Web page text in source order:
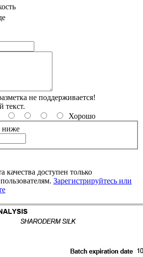
не поддерживается!
текст.
Хорошо
ниже
качества доступен только
Зарегистрируйтесь или